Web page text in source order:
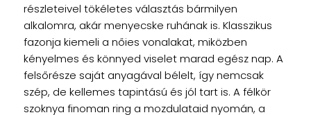
részleteivel tökéletes választás bármilyen
alkalomra, akár menyecske ruhának is. Klasszikus
fazonja kiemeli a nőies vonalakat, miközben
kényelmes és könnyed viselet marad egész nap. A
felsőrésze saját anyagával bélelt, így nemcsak
szép, de kellemes tapintású és jól tart is. A félkör
szoknya finoman ring a mozdulataid nyomán, a